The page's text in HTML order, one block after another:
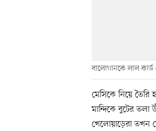
বালোগানকে লাল কার্ড
মেসিকে নিয়ে তৈরি
মান্দিকে বুটের
খেলোয়াড়েরা তখন